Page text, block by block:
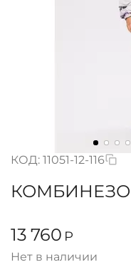
КОД: 11051-12-116
13 760 Р
Нет в наличии